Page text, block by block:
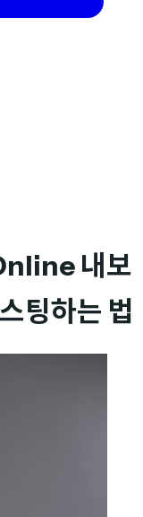
내보
팅하는 법